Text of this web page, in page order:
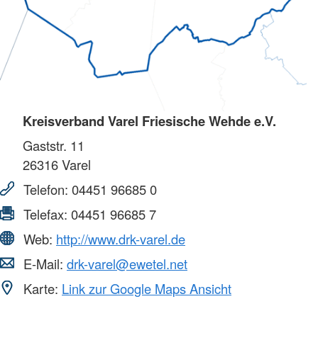
Kreisverband Varel Friesische Wehde e.V.
Gaststr. 11
26316Varel
Telefon: 04451 96685 0
Telefax: 04451 96685 7
Web: http://www.drk-varel.de
E-Mail: drk-varel@ewetel.net
Karte: Link zur Google Maps Ansicht